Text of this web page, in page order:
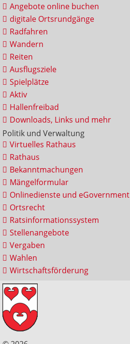
Angebote online buchen
digitale Ortsrundgänge
Radfahren
Wandern
Reiten
Ausflugsziele
Spielplätze
Aktiv
Hallenfreibad
Downloads, Links und mehr
Politik und Verwaltung
Virtuelles Rathaus
Rathaus
Bekanntmachungen
Mängelformular
Onlinedienste und eGovernment
Ortsrecht
Ratsinformationssystem
Stellenangebote
Vergaben
Wahlen
Wirtschaftsförderung